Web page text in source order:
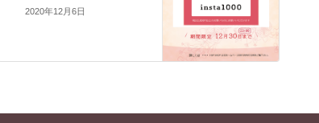
2020年12月6日